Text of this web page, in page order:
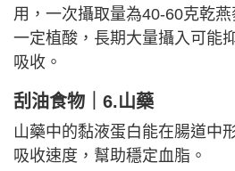
用，一次攝取量為40-60克乾
一定植酸，長期大量攝入可能
吸收。
刮油食物｜6.山藥
山藥中的黏液蛋白能在腸道中
吸收速度，幫助穩定血脂。